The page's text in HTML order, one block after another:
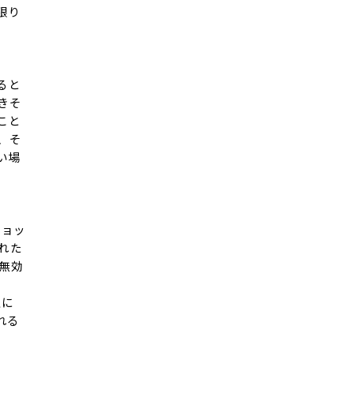
り
と
そ
と
そ
場
ッ
た
効
る